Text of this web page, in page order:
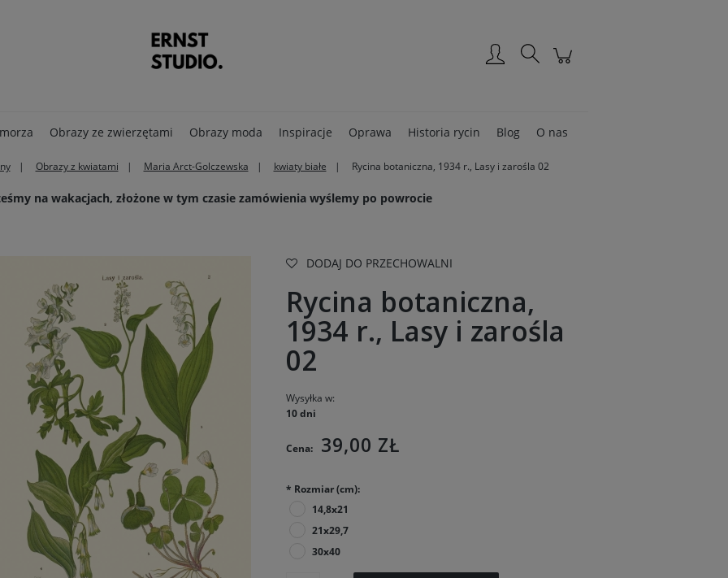
Obrazy ze zwierzętami Obrazy moda Inspiracje Oprawa Historia rycin Blog O nas
Obrazy z kwiatami Maria Arct-Golczewska kwiaty białe Rycina botaniczna, 1934 r., Lasy i zarośla 02
na wakacjach, złożone w tym czasie zamówienia wyślemy po powrocie
DODAJ DO PRZECHOWALNI
Rycina botaniczna,
1934 r., Lasy i zarośla
02
Wysyłka w:
10 dni
Cena: 39,00 ZŁ
* Rozmiar (cm):
14,8x21
21x29,7
30x40